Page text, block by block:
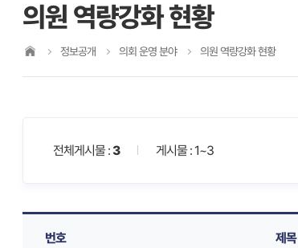
의원 역량강화 현황
정보공개 의회 운영 분야 의원 역량강화 현황
전체게시물 :3 게시물 : 1~3
번호 제목